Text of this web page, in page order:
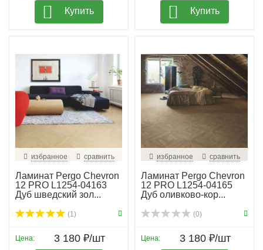
Купить Купить
избранное сравнить
Ламинат Pergo Chevron
12 PRO L1254-04163
Дуб шведский зол...
(1)
Цена: 3 180 ₽/шт
избранное сравнить
Ламинат Pergo Chevron
12 PRO L1254-04165
Дуб оливково-кор...
(0)
Цена: 3 180 ₽/шт